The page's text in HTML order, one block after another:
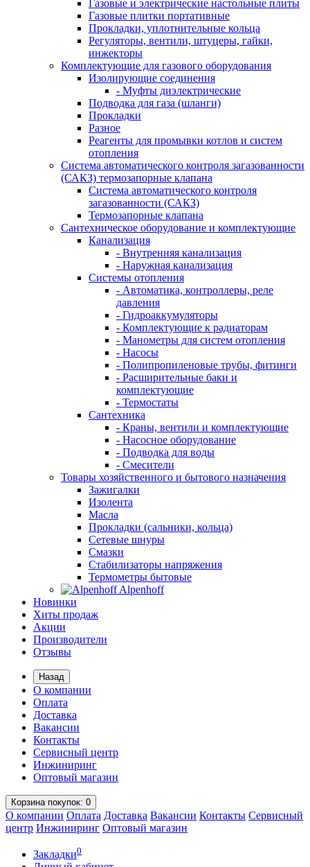
Газовые и электрические настольные плиты
Газовые плитки портативные
Прокладки, уплотнительные кольца
Регуляторы, вентили, штуцеры, гайки,
инжекторы
Комплектующие для газового оборудования
Изолирующие соединения
- Муфты диэлектрические
Подводка для газа (шланги)
Прокладки
Разное
Реагенты для промывки котлов и систем
отопления
Система автоматического контроля загазованности
(САКЗ) термозапорные клапана
Система автоматического контроля
загазованности (САКЗ)
Термозапорные клапана
Сантехническое оборудование и комплектующие
Канализация
- Внутренняя канализация
- Наружная канализация
Системы отопления
- Автоматика, контроллеры, реле
давления
- Гидроаккумуляторы
- Комплектующие к радиаторам
- Манометры для систем отопления
- Насосы
- Полипропиленовые трубы, фитинги
- Расширительные баки и
комплектующие
- Термостаты
Сантехника
- Краны, вентили и комплектующие
- Насосное оборудование
- Подводка для воды
- Смесители
Товары хозяйственного и бытового назначения
Зажигалки
Изолента
Масла
Прокладки (сальники, кольца)
Сетевые шнуры
Смазки
Стабилизаторы напряжения
Термометры бытовые
Alpenhoff
Новинки
Хиты продаж
Акции
Производители
Отзывы
Назад
О компании
Оплата
Доставка
Вакансии
Контакты
Сервисный центр
Инжиниринг
Оптовый магазин
Корзинапокупок: 0
О компании Оплата Доставка Вакансии Контакты Сервисный
центр Инжиниринг Оптовый магазин
Закладки0